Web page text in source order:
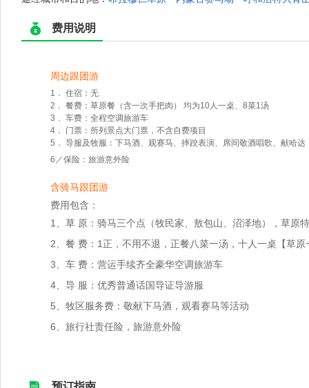
费用说明
周边跟团游
1． 住宿：无
2． 餐费：草原餐（含一次手把肉） 均为10人一桌、8菜1汤
3． 车费：全程空调旅游车
4． 门票：所列景点大门票，不含自费项目
5． 导服及牧服：下马酒、观赛马、摔跤表演、席间敬酒唱歌、献哈达
6／保险：旅游意外险
含骑马跟团游
费用包含：
1、草 原：骑马三个点（牧民家、敖包山、沼泽地），草
2、餐 费：1正，不用不退，正餐八菜一汤，十人一桌【草
3、车 费：营运手续齐全豪华空调旅游车
4、导 服：优秀普通话国导证导游服
5、牧区服务费：敬献下马酒，观看赛马等活动
6、旅行社责任险，旅游意外险